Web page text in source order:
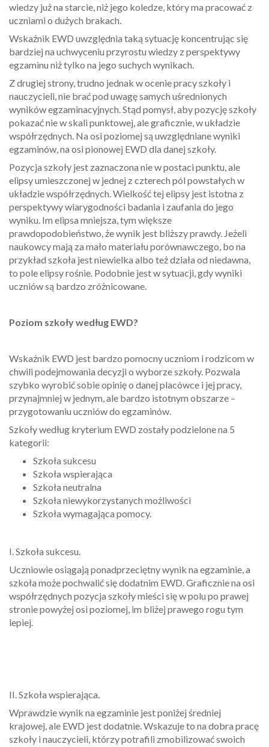
wiedzy już na starcie, niż jego koledze, który ma pracować z
uczniami o dużych brakach.
Wskaźnik EWD uwzględnia taką sytuację koncentrując się
bardziej na uchwyceniu przyrostu wiedzy z perspektywy
egzaminu niż tylko na jego suchych wynikach.
Z drugiej strony, trudno jednak w ocenie pracy szkoły i
nauczycieli, nie brać pod uwagę samych uśrednionych
wyników egzaminacyjnych. Stąd pomysł, aby pozycję szkoły
pokazać nie w skali punktowej, ale graficznie, w układzie
współrzędnych. Na osi poziomej są uwzględniane wyniki
egzaminów, na osi pionowej EWD dla danej szkoły.
Pozycja szkoły jest zaznaczona nie w postaci punktu, ale
elipsy umieszczonej w jednej z czterech pól powstałych w
układzie współrzędnych. Wielkość tej elipsy jest istotna z
perspektywy wiarygodności badania i zaufania do jego
wyniku. Im elipsa mniejsza, tym większe
prawdopodobieństwo, że wynik jest bliższy prawdy. Jeżeli
naukowcy mają za mało materiału porównawczego, bo na
przykład szkoła jest niewielka albo też działa od niedawna,
to pole elipsy rośnie. Podobnie jest w sytuacji, gdy wyniki
uczniów są bardzo zróżnicowane.
Poziom szkoły według EWD?
Wskaźnik EWD jest bardzo pomocny uczniom i rodzicom w
chwili podejmowania decyzji o wyborze szkoły. Pozwala
szybko wyrobić sobie opinię o danej placówce i jej pracy,
przynajmniej w jednym, ale bardzo istotnym obszarze –
przygotowaniu uczniów do egzaminów.
Szkoły według kryterium EWD zostały podzielone na 5
kategorii:
Szkoła sukcesu
Szkoła wspierająca
Szkoła neutralna
Szkoła niewykorzystanych możliwości
Szkoła wymagająca pomocy.
I. Szkoła sukcesu.
Uczniowie osiągają ponadprzeciętny wynik na egzaminie, a
szkoła może pochwalić się dodatnim EWD. Graficznie na osi
współrzędnych pozycja szkoły mieści się w polu po prawej
stronie powyżej osi poziomej, im bliżej prawego rogu tym
lepiej.
II. Szkoła wspierająca.
Wprawdzie wynik na egzaminie jest poniżej średniej
krajowej, ale EWD jest dodatnie. Wskazuje to na dobra pracę
szkoły i nauczycieli, którzy potrafili zmobilizować swoich